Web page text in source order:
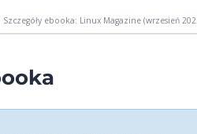
Szczegóły ebooka: Linux Magazine (wrzesień